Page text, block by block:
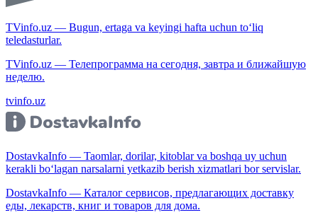
TVinfo.uz — Bugun, ertaga va keyingi hafta uchun to‘liq
teledasturlar.
TVinfo.uz — Телепрограмма на сегодня, завтра и ближайшую
неделю.
tvinfo.uz
DostavkaInfo — Taomlar, dorilar, kitoblar va boshqa uy uchun
kerakli bo‘lagan narsalarni yetkazib berish xizmatlari bor servislar.
DostavkaInfo — Каталог сервисов, предлагающих доставку
еды, лекарств, книг и товаров для дома.